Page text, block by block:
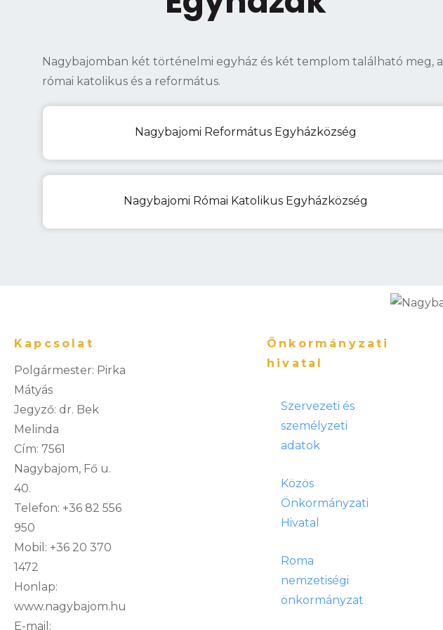
Nagybajomban két történelmi egyház és két templom található meg, a
római katolikus és a református.
Nagybajomi Református Egyházközség
Nagybajomi Római Katolikus Egyházközség
Kapcsolat
Polgármester: Pirka
Mátyás
Jegyző: dr. Bek
Melinda
Cím: 7561
Nagybajom, Fő u.
40.
Telefon: +36 82 556
950
Mobil: +36 20 370
1472
Honlap:
www.nagybajom.hu
E-mail:
Önkormányzati
hivatal
Szervezeti és
személyzeti
adatok
Közös
Önkormányzati
Hivatal
Roma
nemzetiségi
önkormányzat